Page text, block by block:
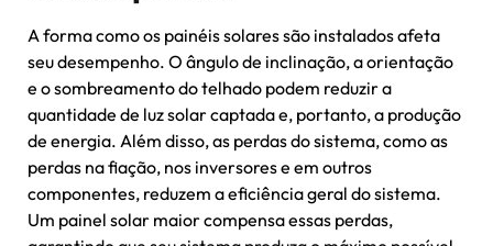
A forma como os painéis solares são instalados afeta
seu desempenho. O ângulo de inclinação, a orientação
e o sombreamento do telhado podem reduzir a
quantidade de luz solar captada e, portanto, a produção
de energia. Além disso, as perdas do sistema, como as
perdas na fiação, nos inversores e em outros
componentes, reduzem a eficiência geral do sistema.
Um painel solar maior compensa essas perdas,